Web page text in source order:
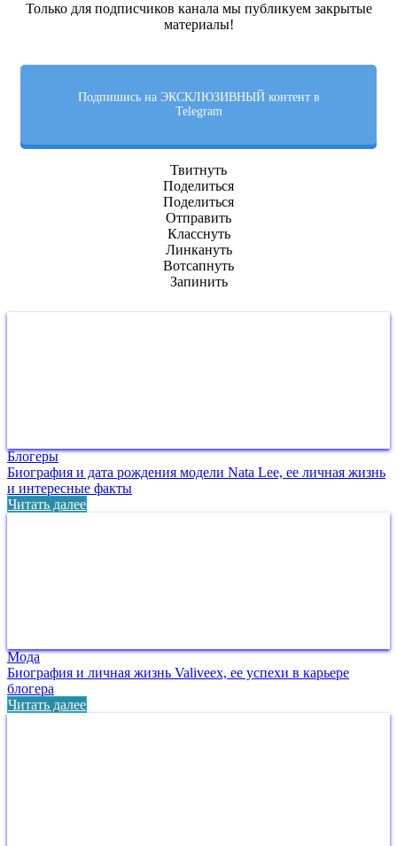
Только для подписчиков канала мы публикуем закрытые
материалы!
Подпишись на ЭКСКЛЮЗИВНЫЙ контент в
Telegram
Твитнуть
Поделиться
Поделиться
Отправить
Класснуть
Линкануть
Вотсапнуть
Запинить
Блогеры
Биография и дата рождения модели Nata Lee, ее личная жизнь
и интересные факты
Читать далее
Мода
Биография и личная жизнь Valiveex, ее успехи в карьере
блогера
Читать далее